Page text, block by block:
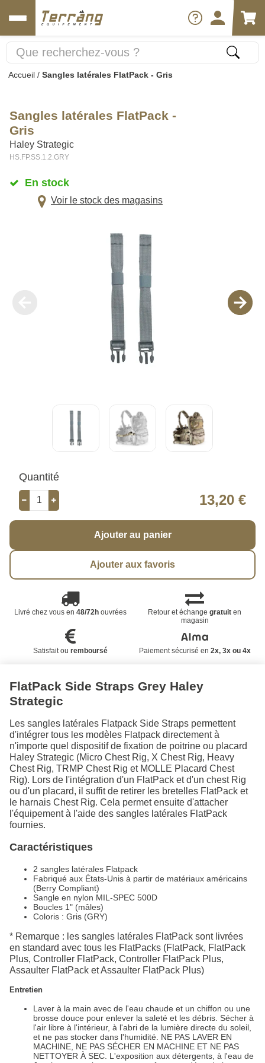
Accueil / Sangles latérales FlatPack - Gris
Sangles latérales FlatPack -
Gris
Haley Strategic
HS.FP.SS.1.2.GRY
En stock
Voir le stock des magasins
Quantité
13,20 €
Ajouter au panier
Ajouter aux favoris
Livré chez vous en 48/72houvrées Retour et échangegratuit en
magasin
Satisfait ou remboursé Paiement sécurisé en 2x, 3x ou 4x
FlatPack Side Straps Grey Haley
Strategic
Les sangles latérales Flatpack Side Straps permettent
d'intégrer tous les modèles Flatpack directement à
n'importe quel dispositif de fixation de poitrine ou placard
Haley Strategic (Micro Chest Rig, X Chest Rig, Heavy
Chest Rig, TRMP Chest Rig et MOLLE Placard Chest
Rig). Lors de l'intégration d'un FlatPack et d'un chest Rig
ou d'un placard, il suffit de retirer les bretelles FlatPack et
le harnais Chest Rig. Cela permet ensuite d'attacher
l'équipement à l'aide des sangles latérales FlatPack
fournies.
Caractéristiques
2 sangles latérales Flatpack
Fabriqué aux États-Unis à partir de matériaux américains
(Berry Compliant)
Sangle en nylon MIL-SPEC 500D
Boucles 1" (mâles)
Coloris : Gris (GRY)
* Remarque : les sangles latérales FlatPack sont livrées
en standard avec tous les FlatPacks (FlatPack, FlatPack
Plus, Controller FlatPack, Controller FlatPack Plus,
Assaulter FlatPack et Assaulter FlatPack Plus)
Entretien
Laver à la main avec de l'eau chaude et un chiffon ou une
brosse douce pour enlever la saleté et les débris. Sécher à
l'air libre à l'intérieur, à l'abri de la lumière directe du soleil,
et ne pas stocker dans l'humidité. NE PAS LAVER EN
MACHINE, NE PAS SÉCHER EN MACHINE ET NE PAS
NETTOYER À SEC. L'exposition aux détergents, à l'eau de